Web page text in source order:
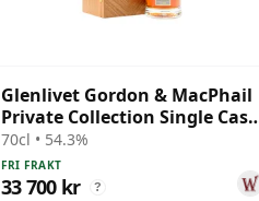
Glenlivet Gordon & MacPhail
Private Collection Single Cask
# 1978 43 år gammal
70cl • 54.3%
FRI FRAKT
33 700 kr ?